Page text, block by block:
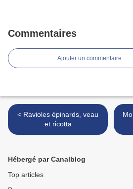
Commentaires
Ajouter un commentaire
< Ravioles épinards, veau
et ricotta
Hébergé par Canalblog
Top articles